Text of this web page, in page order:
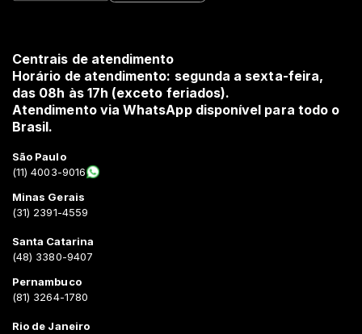
Centrais de atendimento
Horário de atendimento: segunda a sexta-feira,
das 08h às 17h (exceto feriados).
Atendimento via WhatsApp disponível para todo o
Brasil.
São Paulo
(11) 4003-9016
Minas Gerais
(31) 2391-4559
Santa Catarina
(48) 3380-9407
Pernambuco
(81) 3264-1780
Rio de Janeiro